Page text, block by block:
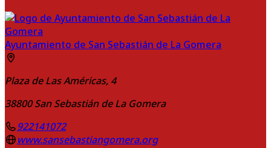
Ayuntamiento de San Sebastián de La Gomera
Plaza de Las Américas, 4
38800 San Sebastián de La Gomera
922141072
www.sansebastiangomera.org